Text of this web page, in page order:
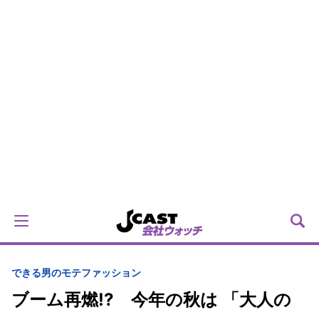
できる男のモテファッション
ブーム再燃!? 今年の秋は 「大人の